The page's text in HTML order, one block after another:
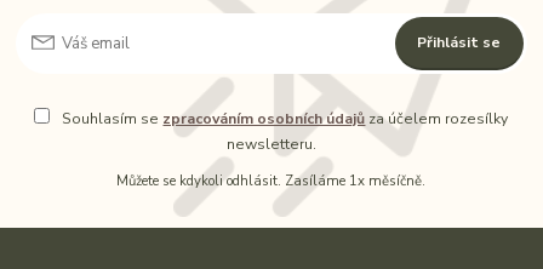
Přihlásit se
Souhlasím se zpracováním osobních údajů za účelem rozesílky
newsletteru.
Můžete se kdykoli odhlásit. Zasíláme 1x měsíčně.